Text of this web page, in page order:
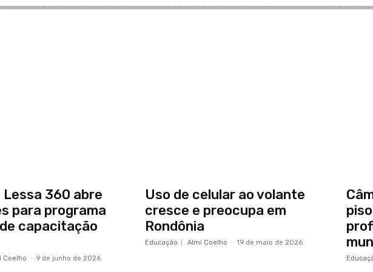
360 abre
para programa
capacitação
Coelho - 9 de junho de 2026
Uso de celular ao volante
cresce e preocupa em
Rondônia
Educação Almi Coelho - 19 de maio de 2026